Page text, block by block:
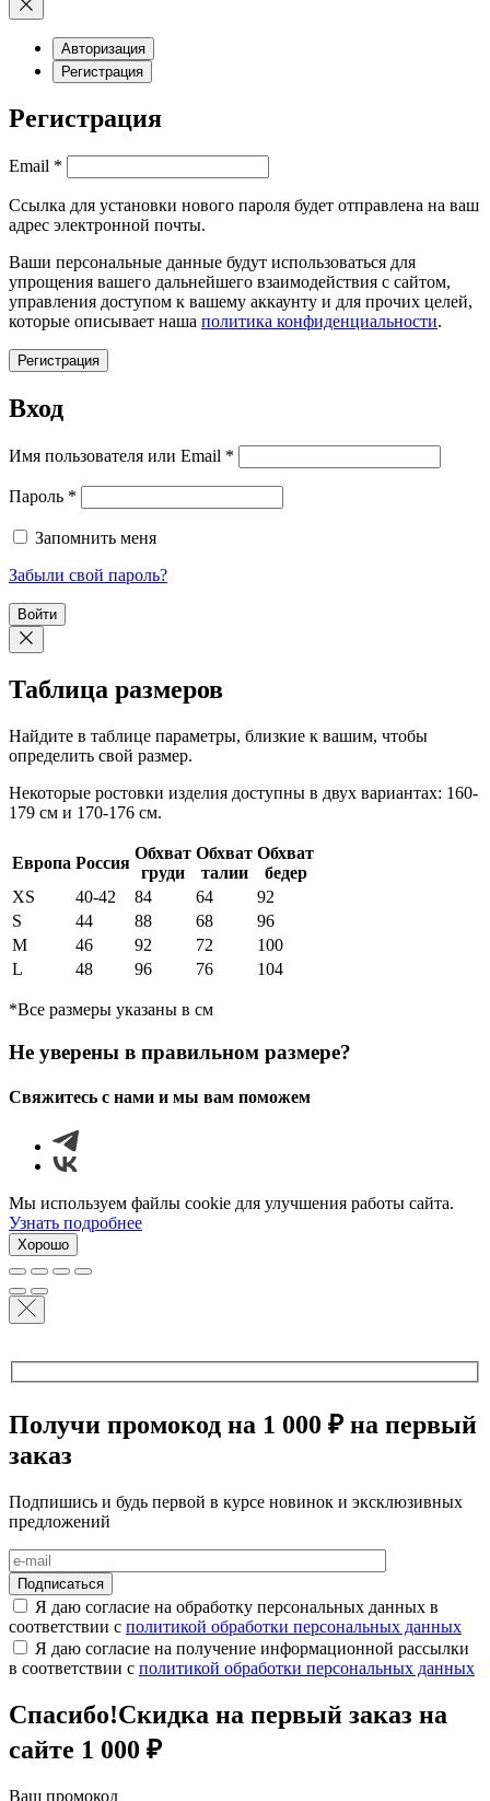
Авторизация
Регистрация
Регистрация
Email *
Ссылка для установки нового пароля будет отправлена ​​на ваш
адрес электронной почты.
Ваши персональные данные будут использоваться для
упрощения вашего дальнейшего взаимодействия с сайтом,
управления доступом к вашему аккаунту и для прочих целей,
которые описывает наша политика конфиденциальности.
Регистрация
Вход
Имя пользователя или Email *
Пароль *
Запомнить меня
Забыли свой пароль?
Войти
Таблица размеров
Найдите в таблице параметры, близкие к вашим, чтобы
определить свой размер.
Некоторые ростовки изделия доступны в двух вариантах: 160-
179 см и 170-176 см.
Европа Россия
Обхват
груди
Обхват
талии
Обхват
бедер
XS
40-42 84 64
92
S
44 88 68
96
М
46 92 72
100
L
48 96 76 104
*Все размеры указаны в см
Не уверены в правильном размере?
Свяжитесь с нами и мы вам поможем
Мы используем файлы cookie для улучшения работы сайта.
Узнать подробнее
Хорошо
Получи промокод на 1 000 ₽ на первый
заказ
Подпишись и будь первой в курсе новинок и эксклюзивных
предложений
Я даю согласие на обработку персональных данных в
соответствии с политикой обработки персональных данных
Я даю согласие на получение информационной рассылки
в соответствии с политикой обработки персональных данных
Спасибо!Скидка на первый заказ на
сайте 1 000 ₽
Ваш промокод